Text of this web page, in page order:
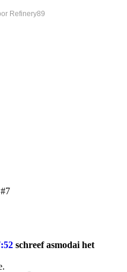
Refinery89
#7
schreef asmodai het